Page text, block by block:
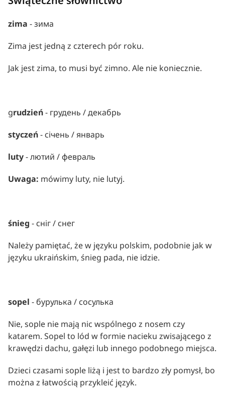
Docs
About
Experts
УКР/РУС
zima - зима
Zima jest jedną z czterech pór roku.
Jak jest zima, to musi być zimno. Ale nie koniecznie.
grudzień - грудень / декабрь
styczeń - січень / январь
luty - лютий / февраль
Uwaga: mówimy luty, nie lutyj.
śnieg - сніг / снег
Należy pamiętać, że w języku polskim, podobnie jak w
języku ukraińskim, śnieg pada, nie idzie.
sopel - бурулька / сосулька
Nie, sople nie mają nic wspólnego z nosem czy
katarem. Sopel to lód w formie nacieku zwisającego z
krawędzi dachu, gałęzi lub innego podobnego miejsca.
Dzieci czasami sople liżą i jest to bardzo zły pomysł, bo
można z łatwością przykleić język.